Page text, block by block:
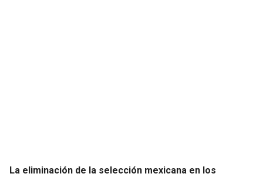
La eliminación de la selección mexicana en los